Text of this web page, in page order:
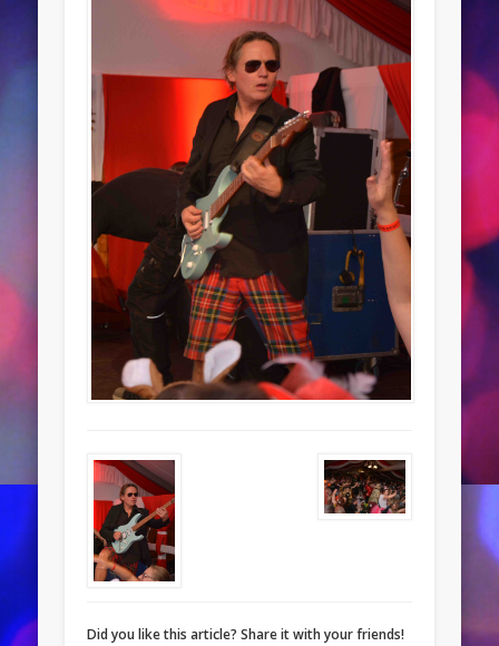
Did you like this article? Share it with your friends!